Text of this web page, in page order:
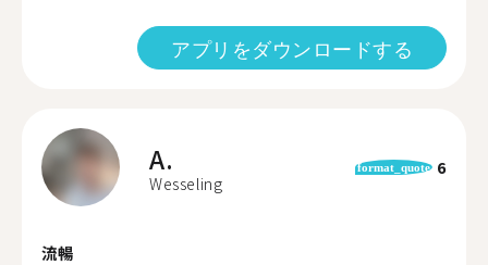
アプリをダウンロードする
A.
Wesseling
format_quote 6
流暢